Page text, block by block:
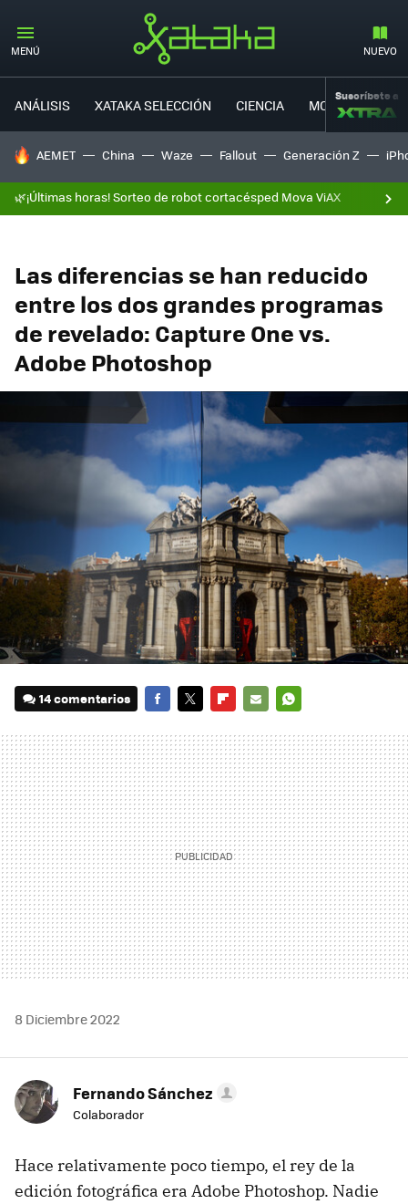
MENÚ NUEVO
ANÁLISIS XATAKA SELECCIÓN CIENCIA MOVILIDAD
Suscríbete a
HOY SE HABLA DE
AEMET China Waze Fallout Generación Z
🌿¡Últimas horas! Sorteo de robot cortacésped Mova ViAX
Las diferencias se han reducido
entre los dos grandes programas
de revelado: Capture One vs.
Adobe Photoshop
14 comentarios
MAIL
8 Diciembre 2022
Fernando Sánchez
Colaborador
Hace relativamente poco tiempo, el rey de la
edición fotográfica era Adobe Photoshop. Nadie